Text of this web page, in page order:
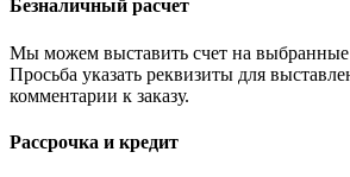
Безналичный расчет
Мы можем выставить счет на
Просьба указать реквизиты для
комментарии к заказу.
Рассрочка и кредит